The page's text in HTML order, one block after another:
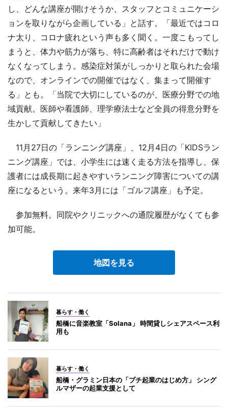
し、どんな講座が開けそうか、スタッフとコミュニケーシ
ョンを取りながら企画している」と話す。「最近ではコロ
ナ太り、コロナ疲れという声も多く聞く。一度こもってし
まうと、体力や筋力が落ち、特に高齢者はそれだけで動け
なくなってしまう。感染症対策がしっかりと取られた会場
なので、オンラインでの開催ではなく、集まって開催す
る」とも。「当院で大切にしているのが、医療分野での地
域貢献。医師や看護師、理学療法士など全員の得意分野を
生かして貢献してきたい」
11月27日の「ランニング講座」、12月4日の「KIDSラン
ニング講座」では、小学生には速く走る方法を指導し、保
護者には成長期に起きやすいランニング障害についての講
座になるという。来年3月には「ゴルフ講座」も予定。
参加無料。同院やクリニックへの通院履歴がなくても参
加可能。
地図を見る
暮らす・働く
船橋に音楽教室「Solana」 時間貸しシェアスペース利
用も
暮らす・働く
船橋・グラミン日本の「プチ起業のはじめ方」 シング
ルマザーの起業支援として